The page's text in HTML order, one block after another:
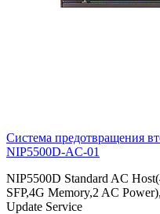
Система предотвращения
NIP5500D-AC-01
NIP5500D Standard AC
SFP,4G Memory,2 AC
Update Service